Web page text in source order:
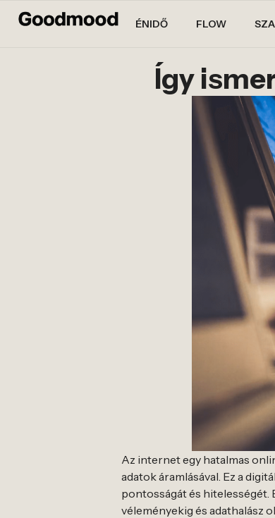
ÉNIDŐ FLOW
Így
Az internet egy hatalmas
adatok áramlásával. Ez a
pontosságát és hitelességét.
véleményekig és adathalász